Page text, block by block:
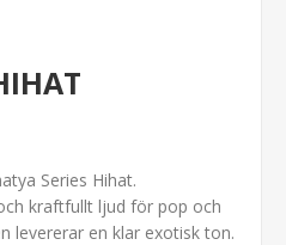
Series Hihat.
kraftfullt ljud för pop och
levererar en klar exotisk ton.